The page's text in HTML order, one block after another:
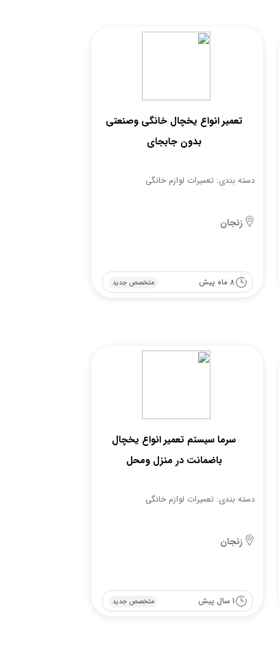
تعمیر انواع یخچال خانگی وصنعتی
بدون جابجای
دسته بندی: تعمیرات لوازم خانگی
زنجان
متخصص جدید 8 ماه پیش
سرما سیستم تعمیر انواع یخچال
باضمانت در منزل ومحل
دسته بندی: تعمیرات لوازم خانگی
زنجان
متخصص جدید 1 سال پیش